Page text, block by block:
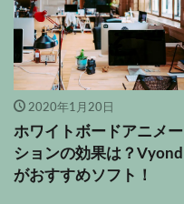
2020年1月20日
ホワイトボードアニメー
ションの効果は？Vyond
がおすすめソフト！